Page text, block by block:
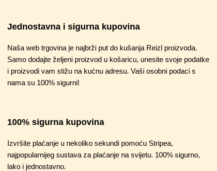
Jednostavna i sigurna kupovina
Naša web trgovina je najbrži put do kušanja Reizl proizvoda.
Samo dodajte željeni proizvod u košaricu, unesite svoje podatke
i proizvodi vam stižu na kućnu adresu. Vaši osobni podaci s
nama su 100% sigurni!
100% sigurna kupovina
Izvršite plaćanje u nekoliko sekundi pomoću Stripea,
najpopularnijeg sustava za plaćanje na svijetu. 100% sigurno,
lako i jednostavno.